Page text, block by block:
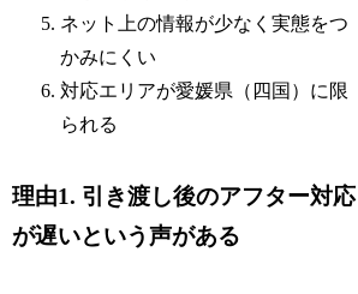
ネット上の情報が少なく実態をつ
かみにくい
対応エリアが愛媛県（四国）に限
られる
理由1. 引き渡し後のアフター対応
が遅いという声がある